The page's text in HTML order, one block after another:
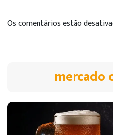
Os comentários estão
mercado